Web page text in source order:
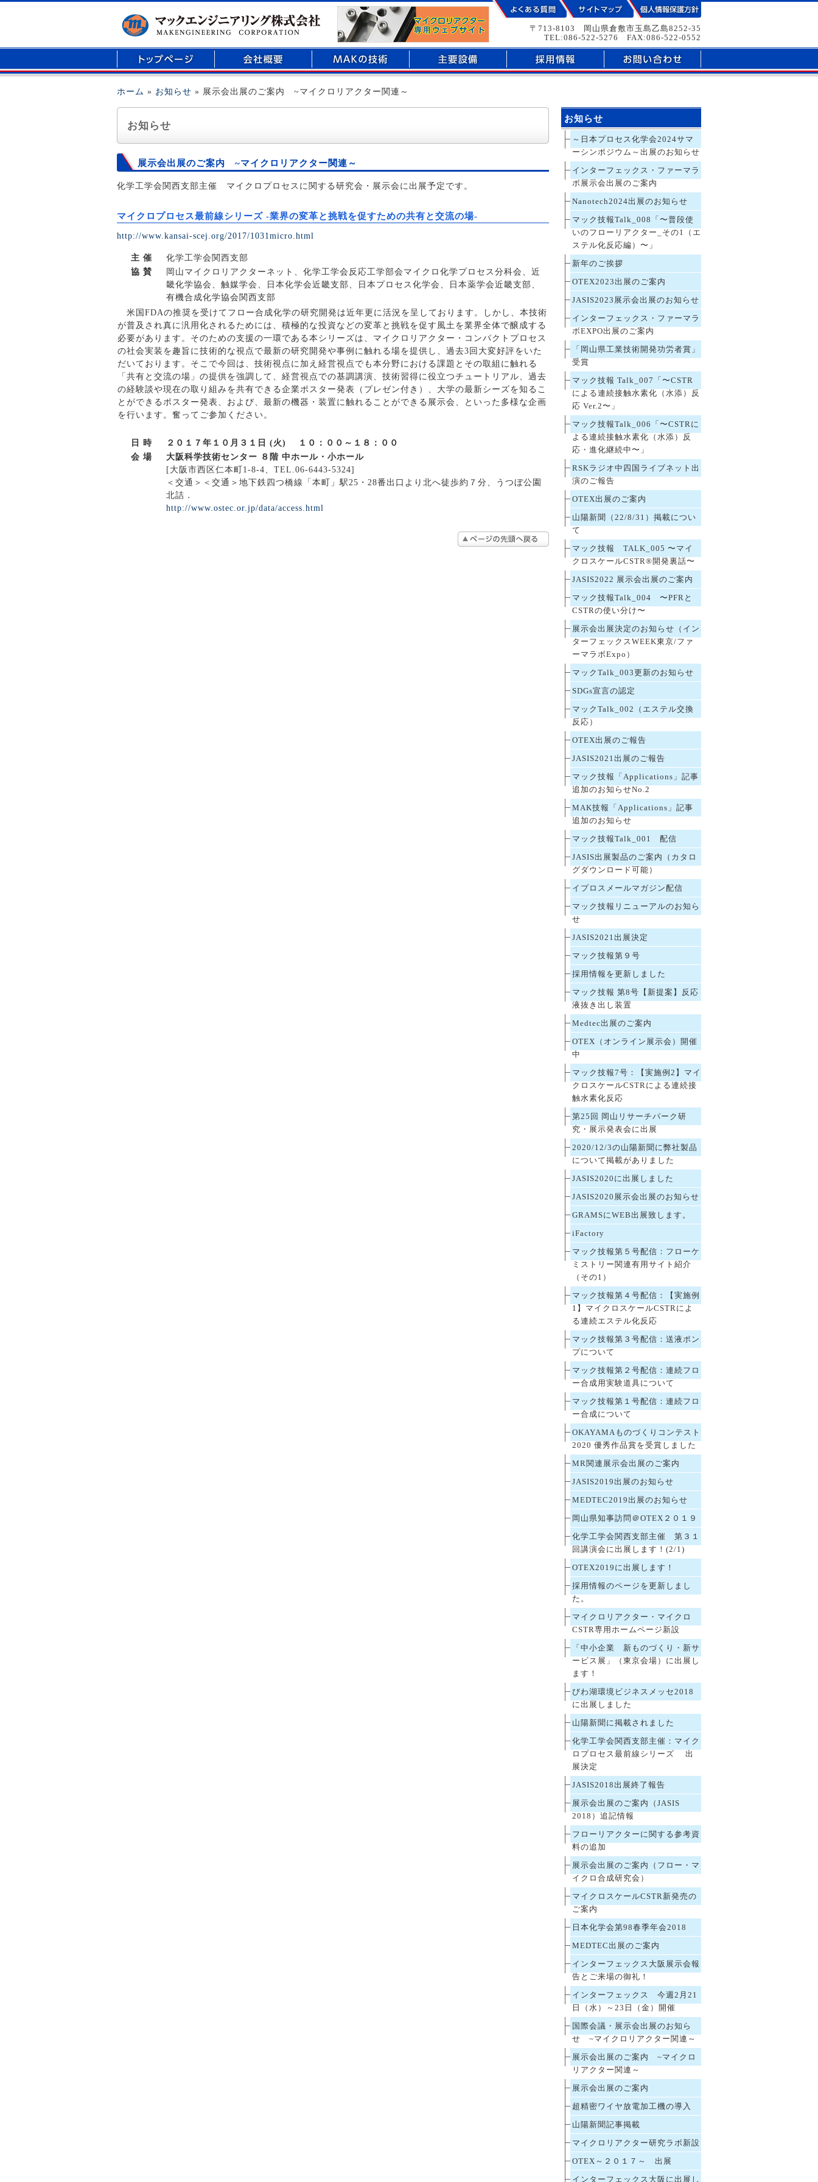
マイクロリアクター、医療用部品の開発、精密部品加工のことなら倉敷市玉島にあるマックエンジニアリング株式会社へ
〒713-8103 岡山県倉敷市玉島乙島8252-35
TEL:086-522-5276 FAX:086-522-0552
ホーム » お知らせ » 展示会出展のご案内 ~マイクロリアクター関連～
お知らせ
展示会出展のご案内 ~マイクロリアクター関連～
化学工学会関西支部主催 マイクロプロセスに関する研究会・展示会に出展予定です。
マイクロプロセス最前線シリーズ -業界の変革と挑戦を促すための共有と交流の場-
http://www.kansai-scej.org/2017/1031micro.html
主 催
化学工学会関西支部
協 賛
岡山マイクロリアクターネット、化学工学会反応工学部会マイクロ化学プロセス分科会、近
畿化学協会、触媒学会、日本化学会近畿支部、日本プロセス化学会、日本薬学会近畿支部、
有機合成化学協会関西支部
米国FDAの推奨を受けてフロー合成化学の研究開発は近年更に活況を呈しております。しかし、本技術
が普及され真に汎用化されるためには、積極的な投資などの変革と挑戦を促す風土を業界全体で醸成する
必要があります。そのための支援の一環である本シリーズは、マイクロリアクター・コンパクトプロセス
の社会実装を趣旨に技術的な視点で最新の研究開発や事例に触れる場を提供し、過去3回大変好評をいた
だいております。そこで今回は、技術視点に加え経営視点でも本分野における課題とその取組に触れる
「共有と交流の場」の提供を強調して、経営視点での基調講演、技術習得に役立つチュートリアル、過去
の経験談や現在の取り組みを共有できる企業ポスター発表（プレゼン付き）、大学の最新シーズを知るこ
とができるポスター発表、および、最新の機器・装置に触れることができる展示会、といった多様な企画
を行います。奮ってご参加ください。
日 時
２０１７年１０月３１日 (火) １０：００～１８：００
会 場
大阪科学技術センター ８階 中ホール・小ホール
[大阪市西区仁本町1-8-4、TEL.06-6443-5324]
＜交通＞＜交通＞地下鉄四つ橋線「本町」駅25・28番出口より北へ徒歩約７分、うつぼ公園
北詰．
http://www.ostec.or.jp/data/access.html
お知らせ
～日本プロセス化学会2024サマ
ーシンポジウム～出展のお知らせ
インターフェックス・ファーマラ
ボ展示会出展のご案内
Nanotech2024出展のお知らせ
マック技報Talk_008「〜普段使
いのフローリアクター_その1（エ
ステル化反応編）〜」
新年のご挨拶
OTEX2023出展のご案内
JASIS2023展示会出展のお知らせ
インターフェックス・ファーマラ
ボEXPO出展のご案内
「岡山県工業技術開発功労者賞」
受賞
マック技報 Talk_007「〜CSTR
による連続接触水素化（水添）反
応 Ver.2〜」
マック技報Talk_006「〜CSTRに
よる連続接触水素化（水添）反
応・進化継続中〜」
RSKラジオ中四国ライブネット出
演のご報告
OTEX出展のご案内
山陽新聞（22/8/31）掲載につい
て
マック技報 TALK_005 〜マイ
クロスケールCSTR®開発裏話〜
JASIS2022 展示会出展のご案内
マック技報Talk_004 〜PFRと
CSTRの使い分け〜
展示会出展決定のお知らせ（イン
ターフェックスWEEK東京/ファ
ーマラボExpo）
マックTalk_003更新のお知らせ
SDGs宣言の認定
マックTalk_002（エステル交換
反応）
OTEX出展のご報告
JASIS2021出展のご報告
マック技報「Applications」記事
追加のお知らせNo.2
MAK技報「Applications」記事
追加のお知らせ
マック技報Talk_001 配信
JASIS出展製品のご案内（カタロ
グダウンロード可能）
イプロスメールマガジン配信
マック技報リニューアルのお知ら
せ
JASIS2021出展決定
マック技報第９号
採用情報を更新しました
マック技報 第8号【新提案】反応
液抜き出し装置
Medtec出展のご案内
OTEX（オンライン展示会）開催
中
マック技報7号：【実施例2】マイ
クロスケールCSTRによる連続接
触水素化反応
第25回 岡山リサーチパーク研
究・展示発表会に出展
2020/12/3の山陽新聞に弊社製品
について掲載がありました
JASIS2020に出展しました
JASIS2020展示会出展のお知らせ
GRAMSにWEB出展致します。
iFactory
マック技報第５号配信：フローケ
ミストリー関連有用サイト紹介
（その1）
マック技報第４号配信：【実施例
1】マイクロスケールCSTRによ
る連続エステル化反応
マック技報第３号配信：送液ポン
プについて
マック技報第２号配信：連続フロ
ー合成用実験道具について
マック技報第１号配信：連続フロ
ー合成について
OKAYAMAものづくりコンテスト
2020 優秀作品賞を受賞しました
MR関連展示会出展のご案内
JASIS2019出展のお知らせ
MEDTEC2019出展のお知らせ
岡山県知事訪問＠OTEX２０１９
化学工学会関西支部主催 第３１
回講演会に出展します！(2/1)
OTEX2019に出展します！
採用情報のページを更新しまし
た。
マイクロリアクター・マイクロ
CSTR専用ホームページ新設
「中小企業 新ものづくり・新サ
ービス展」（東京会場）に出展し
ます！
びわ湖環境ビジネスメッセ2018
に出展しました
山陽新聞に掲載されました
化学工学会関西支部主催：マイク
ロプロセス最前線シリーズ 出
展決定
JASIS2018出展終了報告
展示会出展のご案内（JASIS
2018）追記情報
フローリアクターに関する参考資
料の追加
展示会出展のご案内（フロー・マ
イクロ合成研究会）
マイクロスケールCSTR新発売の
ご案内
日本化学会第98春季年会2018
MEDTEC出展のご案内
インターフェックス大阪展示会報
告とご来場の御礼！
インターフェックス 今週2月21
日（水）～23日（金）開催
国際会議・展示会出展のお知ら
せ ~マイクロリアクター関連～
展示会出展のご案内 ~マイクロ
リアクター関連～
展示会出展のご案内
超精密ワイヤ放電加工機の導入
山陽新聞記事掲載
マイクロリアクター研究ラボ新設
OTEX～２０１７～ 出展
インターフェックス大阪に出展し